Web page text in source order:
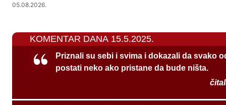
05.08.2026.
KOMENTAR DANA 15.5.2025.
Priznali su sebi i svima i dokazali da svako
postati neko ako pristane da bude ništa.